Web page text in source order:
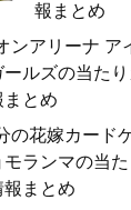
報まとめ
ンアリーナ ア
ールズの当た
とめ
の花嫁カード
モランマの当
まとめ